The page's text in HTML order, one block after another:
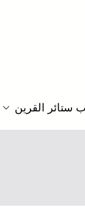
بحسب الطلب
ستائر القرين